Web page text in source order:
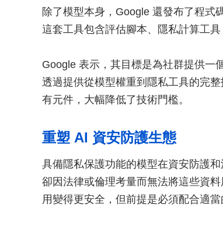
除了模型本身，Google 還發布了程式
這套工具包含評估腳本、隱私計算工
Google 表示，其目標是為社群提供一
透過提供從模型權重到隱私工具的完
有元件，大幅降低了技術門檻。
重塑 AI 資安防護生態
具備隱私保護功能的模型在資安防護
卻因法律或倫理考量而無法將這些資
用變得更安全，但前提是必須配合適當